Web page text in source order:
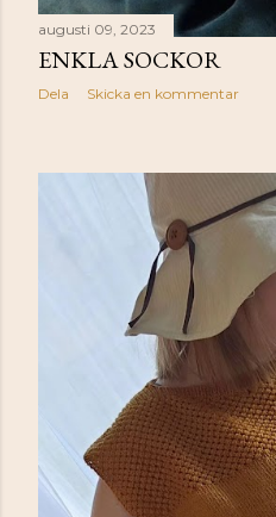
augusti 09, 2023
ENKLA SOCKOR
Dela Skicka en kommentar